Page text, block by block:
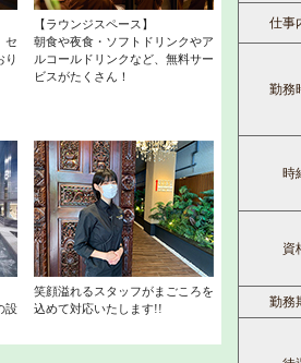
セ
り
【ラウンジスペース】
朝食や夜食・ソフトドリンクやア
ルコールドリンクなど、無料サー
ビスがたくさん！
設
笑顔溢れるスタッフがまごころを
込めて対応いたします!!
仕事
勤務
時
資
勤務